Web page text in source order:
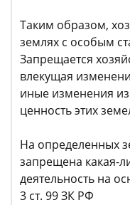
Таким образом,
землях с особым
Запрещается
влекущая
иные изменения
ценность этих
На определенных
запрещена какая-
деятельность на
3 ст. 99 ЗК РФ